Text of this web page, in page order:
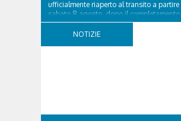
ufficialmente riaperto al transito a partire
sabato 8 agosto, dopo il
verifiche e il positivo collaudo...
NOTIZIE